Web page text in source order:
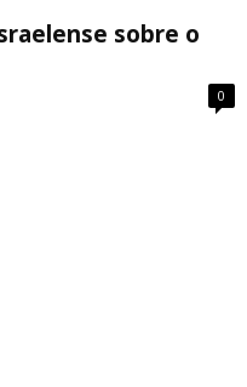
sobre o
0